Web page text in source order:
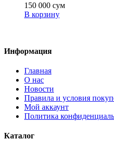
150 000 сум
В корзину
Информация
Главная
О нас
Новости
Правила и условия
Мой аккаунт
Политика
Каталог